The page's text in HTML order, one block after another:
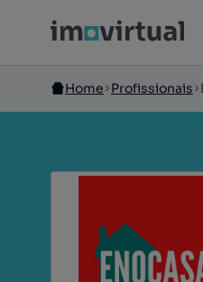
Home Profissionais